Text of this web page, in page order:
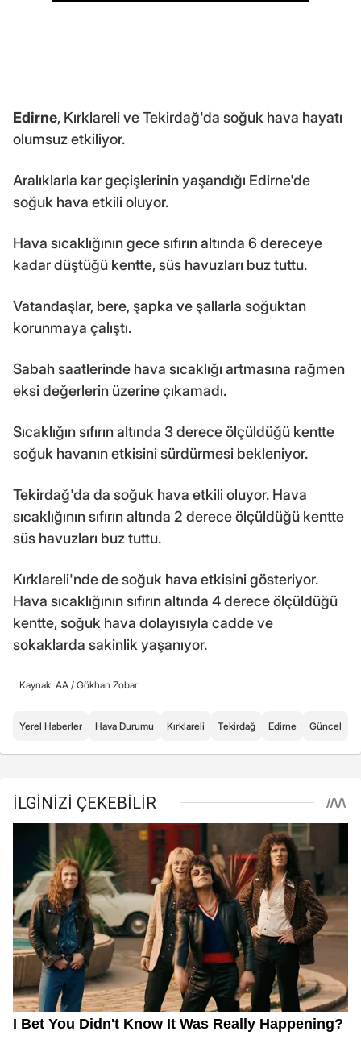
Edirne, Kırklareli ve Tekirdağ'da soğuk hava hayatı
olumsuz etkiliyor.
Aralıklarla kar geçişlerinin yaşandığı Edirne'de
soğuk hava etkili oluyor.
Hava sıcaklığının gece sıfırın altında 6 dereceye
kadar düştüğü kentte, süs havuzları buz tuttu.
Vatandaşlar, bere, şapka ve şallarla soğuktan
korunmaya çalıştı.
Sabah saatlerinde hava sıcaklığı artmasına rağmen
eksi değerlerin üzerine çıkamadı.
Sıcaklığın sıfırın altında 3 derece ölçüldüğü kentte
soğuk havanın etkisini sürdürmesi bekleniyor.
Tekirdağ'da da soğuk hava etkili oluyor. Hava
sıcaklığının sıfırın altında 2 derece ölçüldüğü kentte
süs havuzları buz tuttu.
Kırklareli'nde de soğuk hava etkisini gösteriyor.
Hava sıcaklığının sıfırın altında 4 derece ölçüldüğü
kentte, soğuk hava dolayısıyla cadde ve
sokaklarda sakinlik yaşanıyor.
Kaynak: AA / Gökhan Zobar
Yerel Haberler Hava Durumu Kırklareli Tekirdağ Edirne Güncel